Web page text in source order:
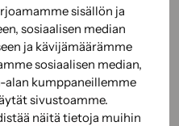
sisällön ja
sosiaalisen median
ja kävijämäärämme
sosiaalisen median,
alan kumppaneillemme
sivustoamme.
näitä tietoja muihin
suojan uutta
Näytä tuote